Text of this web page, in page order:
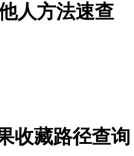
人方法速查
收藏路径查询